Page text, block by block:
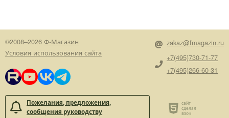
©2008–2026 Ф-Магазин
Условия использования сайта
Пожелания, предложения,
сообщения руководству
zakaz@fmagazin.ru
+7(495)730-71-77
+7(495)266-60-31